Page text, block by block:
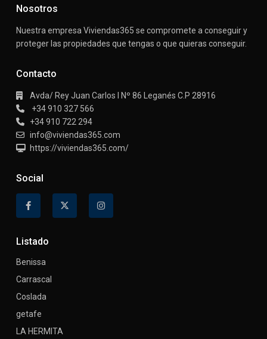
Nosotros
Nuestra empresa Viviendas365 se compromete a conseguir y
proteger las propiedades que tengas o que quieras conseguir.
Contacto
Avda/ Rey Juan Carlos I Nº 86 Leganés C.P 28916
+34 910 327 566
+34 910 722 294
info@viviendas365.com
https://viviendas365.com/
Social
Listado
Benissa
Carrascal
Coslada
getafe
LA HERMITA